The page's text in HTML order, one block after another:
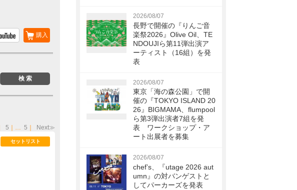
購入
5 ｜… 5 ｜ Next≫
セットリスト
2026/08/07
長野で開催の『りんご音
楽祭2026』Olive Oil、TE
NDOUJIら第11弾出演ア
ーティスト（16組）を発
表
2026/08/07
東京「海の森公園」で開
催の『TOKYO ISLAND 20
26』BIGMAMA、flumpool
ら第3弾出演者7組を発
表 ワークショップ・ア
ート出展者を募集
2026/08/07
chef’s、『utage 2026 aut
umn』の対バンゲストと
してパーカーズを発表